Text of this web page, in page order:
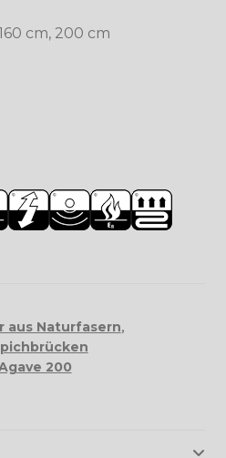
cm, 200 cm
aus Naturfasern,
200